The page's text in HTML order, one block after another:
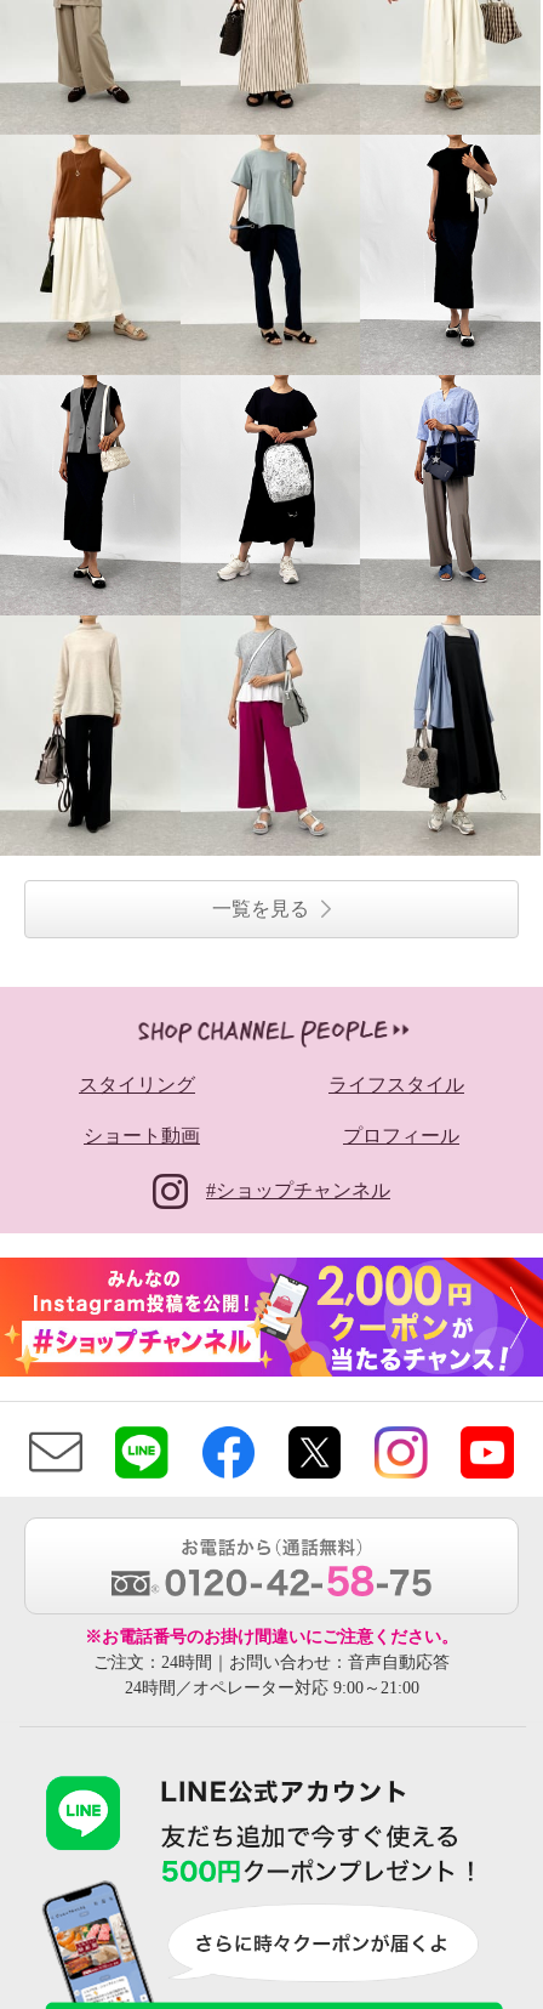
ブルーコレクション ラインレー
スで スッキリ見え デニム調ワイ
ドパンツ
ホワイト Ｓ
一覧を見る
スタイリング ライフスタイル
ショート動画 プロフィール
#ショップチャンネル
※お電話番号のお掛け間違いにご注意ください。
ご注文：24時間｜お問い合わせ：音声自動応答
24時間／オペレーター対応 9:00～21:00